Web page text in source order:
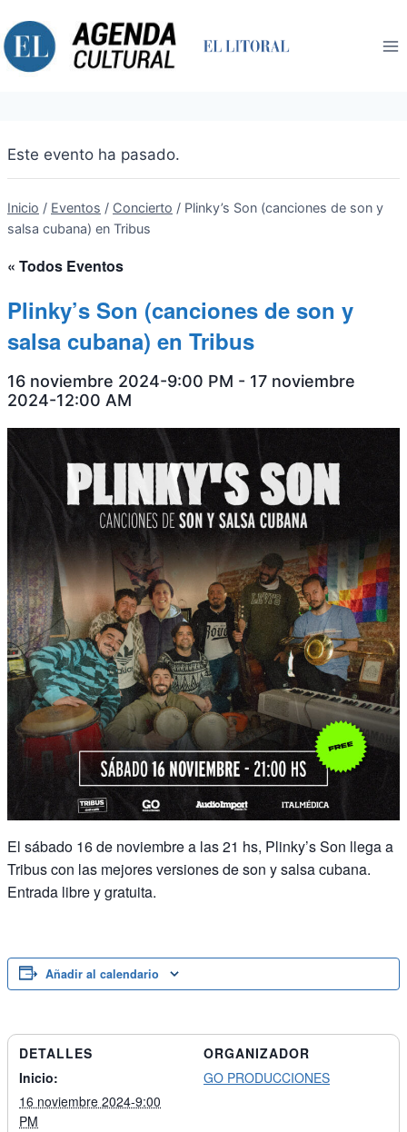
al
contenido
Este evento ha pasado.
Inicio / Eventos / Concierto / Plinky’s Son (canciones de son y
salsa cubana) en Tribus
« Todos Eventos
Plinky’s Son (canciones de son y
salsa cubana) en Tribus
16 noviembre 2024-9:00 PM - 17 noviembre
2024-12:00 AM
El sábado 16 de noviembre a las 21 hs, Plinky’s Son llega a
Tribus con las mejores versiones de son y salsa cubana.
Entrada libre y gratuita.
Añadir al calendario
DETALLES
Inicio:
16 noviembre 2024-9:00
PM
ORGANIZADOR
GO PRODUCCIONES